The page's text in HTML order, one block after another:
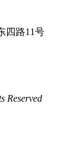
四路11号
Reserved